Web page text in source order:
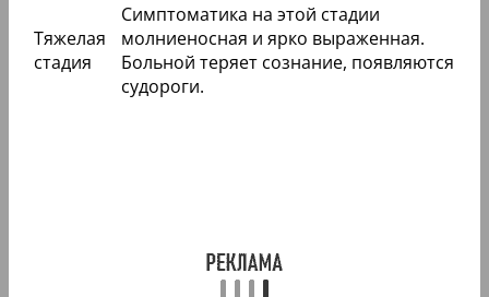
Тяжелая
стадия
Симптоматика на этой стадии
молниеносная и ярко выраженная.
Больной теряет сознание, появляются
судороги.